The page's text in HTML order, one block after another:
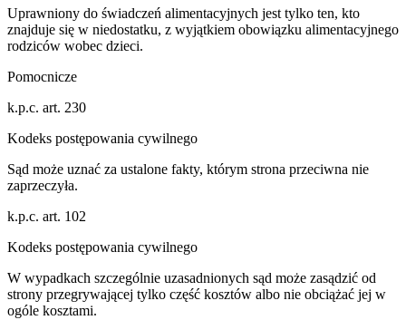
Uprawniony do świadczeń alimentacyjnych jest tylko ten, kto
znajduje się w niedostatku, z wyjątkiem obowiązku alimentacyjnego
rodziców wobec dzieci.
Pomocnicze
k.p.c. art. 230
Kodeks postępowania cywilnego
Sąd może uznać za ustalone fakty, którym strona przeciwna nie
zaprzeczyła.
k.p.c. art. 102
Kodeks postępowania cywilnego
W wypadkach szczególnie uzasadnionych sąd może zasądzić od
strony przegrywającej tylko część kosztów albo nie obciążać jej w
ogóle kosztami.